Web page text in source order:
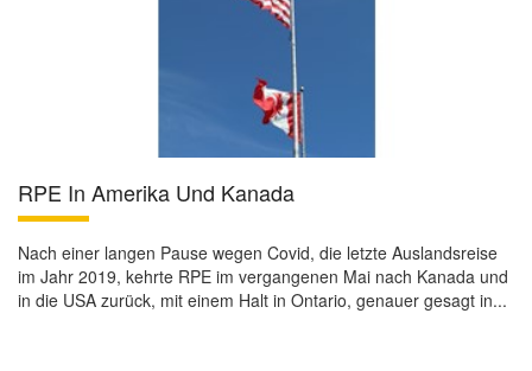
RPE In Amerika Und Kanada
Nach einer langen Pause wegen Covid, die letzte Auslandsreise
im Jahr 2019, kehrte RPE im vergangenen Mai nach Kanada und
in die USA zurück, mit einem Halt in Ontario, genauer gesagt in...